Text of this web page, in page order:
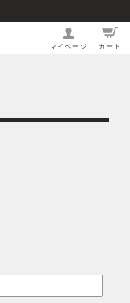
マイページ カート